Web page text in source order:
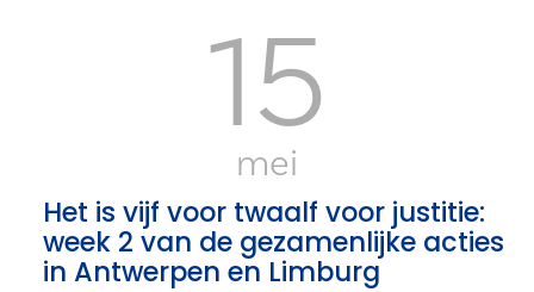
15
mei
Het is vijf voor twaalf voor justitie:
week 2 van de gezamenlijke acties
in Antwerpen en Limburg